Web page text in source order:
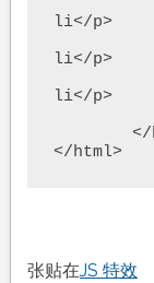
li</p>
li</p>
li</p>
</html>
张贴在JS 特效